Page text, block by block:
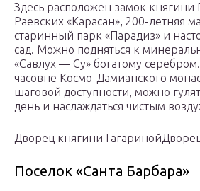
Здесь расположен замок княгини
Раевских «Карасан», 200-летняя
старинный парк «Парадиз» и
сад. Можно подняться к
«Савлух — Су» богатому
часовне Космо-Дамианского
шаговой доступности, можно
день и наслаждаться чистым
Дворец княгини Гагариной
Поселок «Санта Барбара»